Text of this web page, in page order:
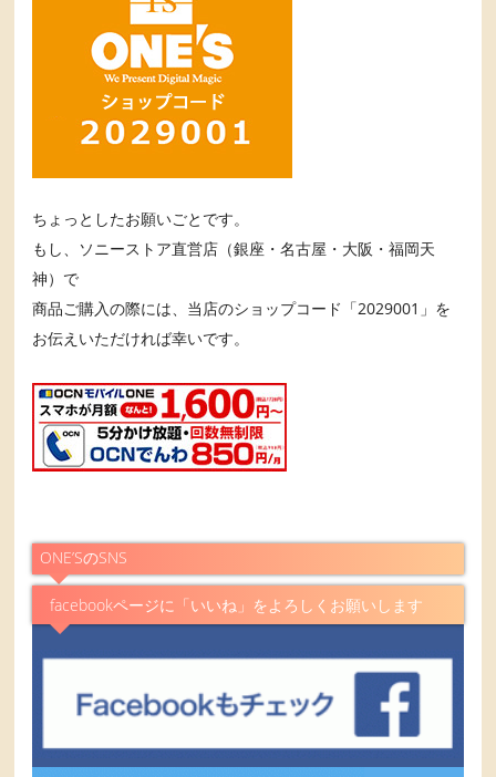
ちょっとしたお願いごとです。
もし、ソニーストア直営店（銀座・名古屋・大阪・福岡天
神）で
商品ご購入の際には、当店のショップコード「2029001」を
お伝えいただければ幸いです。
ONE’SのSNS
facebookページに「いいね」をよろしくお願いします